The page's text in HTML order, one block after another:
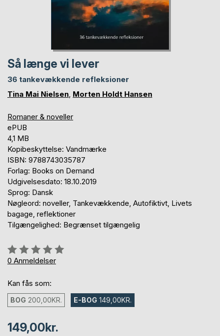
Så længe vi lever
36 tankevækkende refleksioner
Tina Mai Nielsen, Morten Holdt Hansen
Romaner & noveller
ePUB
4,1 MB
Kopibeskyttelse: Vandmærke
ISBN: 9788743035787
Forlag: Books on Demand
Udgivelsesdato: 18.10.2019
Sprog: Dansk
Nøgleord: noveller, Tankevækkende, Autofiktivt, Livets
bagage, reflektioner
Tilgængelighed: Begrænset tilgængelig
Anmeldelse::
0%
0 Anmeldelser
Kan fås som:
BOG 200,00KR. E-BOG 149,00KR.
149,00kr.